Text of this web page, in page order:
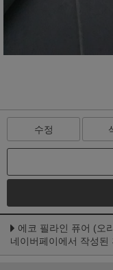
수정
에코 필라인 퓨어 (오
네이버페이에서 작성된